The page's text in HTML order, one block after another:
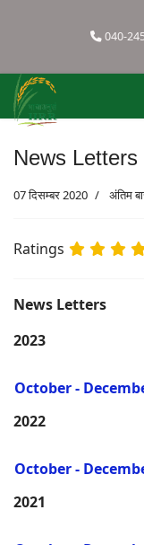
040-
News Letters
07 दिसम्बर 2020 अंतिम
Ratings
News Letters
2023
October -
2022
October -
2021